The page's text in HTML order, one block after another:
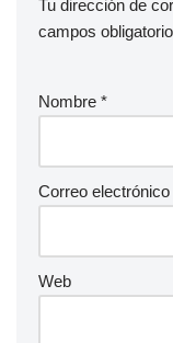
Tu dirección de
campos
Nombre *
Correo electrónico
Web